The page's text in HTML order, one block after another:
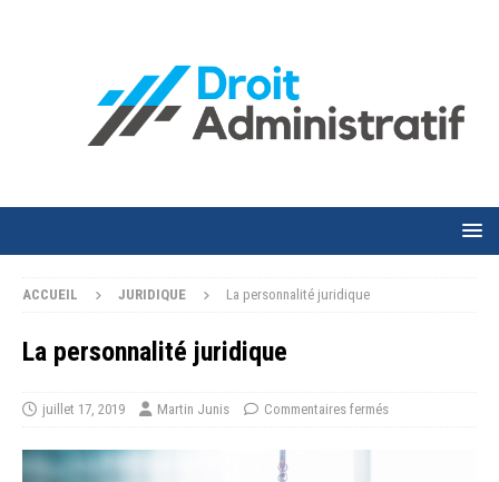
ACCUEIL JURIDIQUE La personnalité juridique
La personnalité juridique
juillet 17, 2019 Martin Junis Commentaires fermés